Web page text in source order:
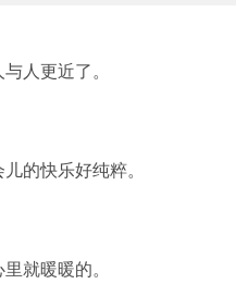
人更近了。
的快乐好纯粹。
就暖暖的。